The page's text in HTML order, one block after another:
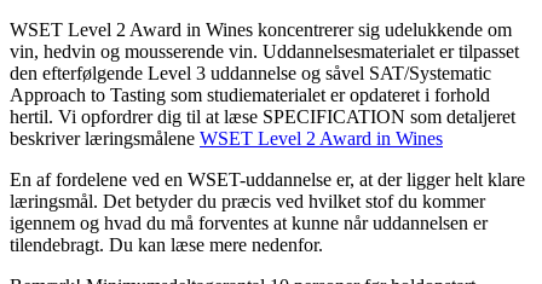
WSET Level 2 Award in Wines koncentrerer sig udelukkende om
vin, hedvin og mousserende vin. Uddannelsesmaterialet er tilpasset
den efterfølgende Level 3 uddannelse og såvel SAT/Systematic
Approach to Tasting som studiematerialet er opdateret i forhold
hertil. Vi opfordrer dig til at læse SPECIFICATION som detaljeret
beskriver læringsmålene WSET Level 2 Award in Wines
En af fordelene ved en WSET-uddannelse er, at der ligger helt klare
læringsmål. Det betyder du præcis ved hvilket stof du kommer
igennem og hvad du må forventes at kunne når uddannelsen er
tilendebragt. Du kan læse mere nedenfor.